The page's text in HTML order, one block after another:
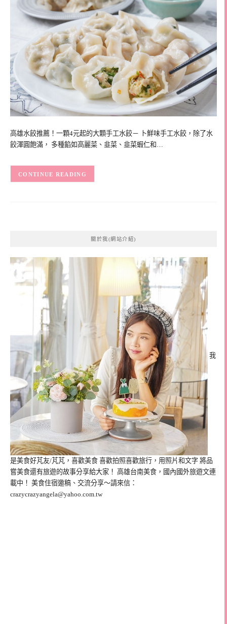
高雄水餃推薦！一顆4元起的大顆手工水餃－ 卜鮮味手工水餃，除了水
餃渾圓飽滿， 多種餡如高麗菜、韭菜、韭菜蝦仁和…
CONTINUE READING
關於我(網站介紹)
我
是美食好芃友/芃芃，喜歡美食 喜歡拍照喜歡旅行，用照片和文字 將品
嘗美食還有旅遊的故事分享給大家！ 高雄台南美食，國內國外旅遊文連
載中！ 美食住宿邀稿、交流分享～請來信：
crazycrazyangela@yahoo.com.tw